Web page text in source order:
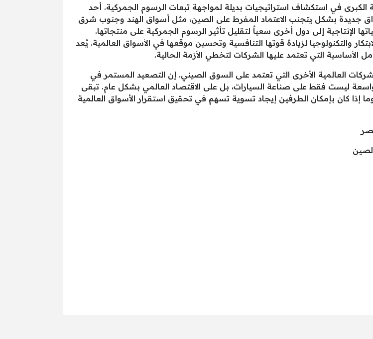
في استكشاف استراتيجيات بديلة لمواجهة تبعات الرسوم الجمركية. أحد
جديدة بشكل يتجنب الاعتماد المفرط على الصين، مثل أسواق الهند وجنوب شرق
الإنتاجية إلى دول أخرى سعياً لتقليل تأثير الرسوم الجمركية على منتجاتها.
والتكنولوجيا لزيادة قوتها التنافسية وتحسين موقعها في الأسواق العالمية. يُعد
الأساسية التي تعتمد عليها الشركات لتخطي الأزمة الحالية.
العالمية الأخرى التي تعتمد على السوق الصيني. إن التصعيد المستمر في
واسعة ليست فقط على صناعة السيارات، بل على الاقتصاد العالمي بشكل عام. تبقى
إذا كان بإمكان الطرفين إيجاد تسوية تسهم في تحقيق استقرار الأسواق العالمية